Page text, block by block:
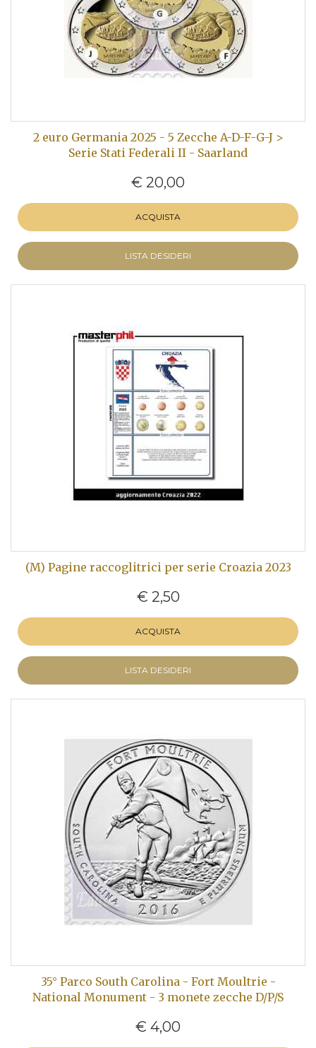
2 euro Germania 2025 - 5 Zecche A-D-F-G-J >
Serie Stati Federali II - Saarland
€ 20,00
ACQUISTA
LISTA DESIDERI
(M) Pagine raccoglitrici per serie Croazia 2023
€ 2,50
ACQUISTA
LISTA DESIDERI
35° Parco South Carolina - Fort Moultrie -
National Monument - 3 monete zecche D/P/S
€ 4,00